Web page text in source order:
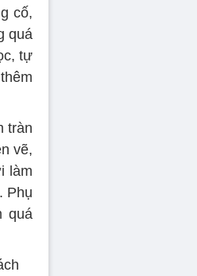
cố,
quá
tự
tràn
vẽ,
làm
Phụ
quá